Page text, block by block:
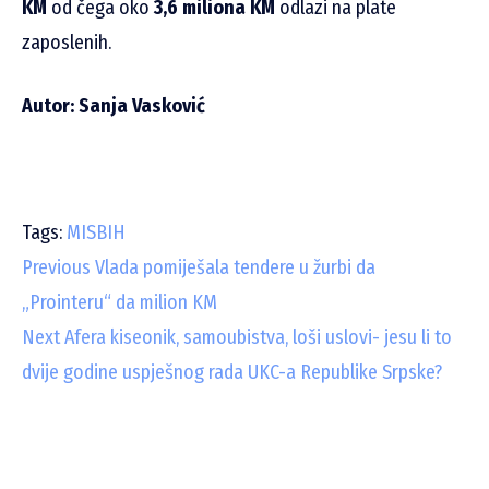
KM od čega oko 3,6 miliona KM odlazi na plate
zaposlenih.
Autor: Sanja Vasković
Tags: MISBIH
C
o
n
Previous Vlada pomiješala tendere u žurbi da
„Prointeru“ da milion KM
NextAfera kiseonik, samoubistva, loši uslovi- jesu li to
dvije godine uspješnog rada UKC-a Republike Srpske?